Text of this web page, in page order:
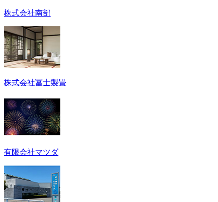
株式会社南部
株式会社冨士製畳
有限会社マツダ